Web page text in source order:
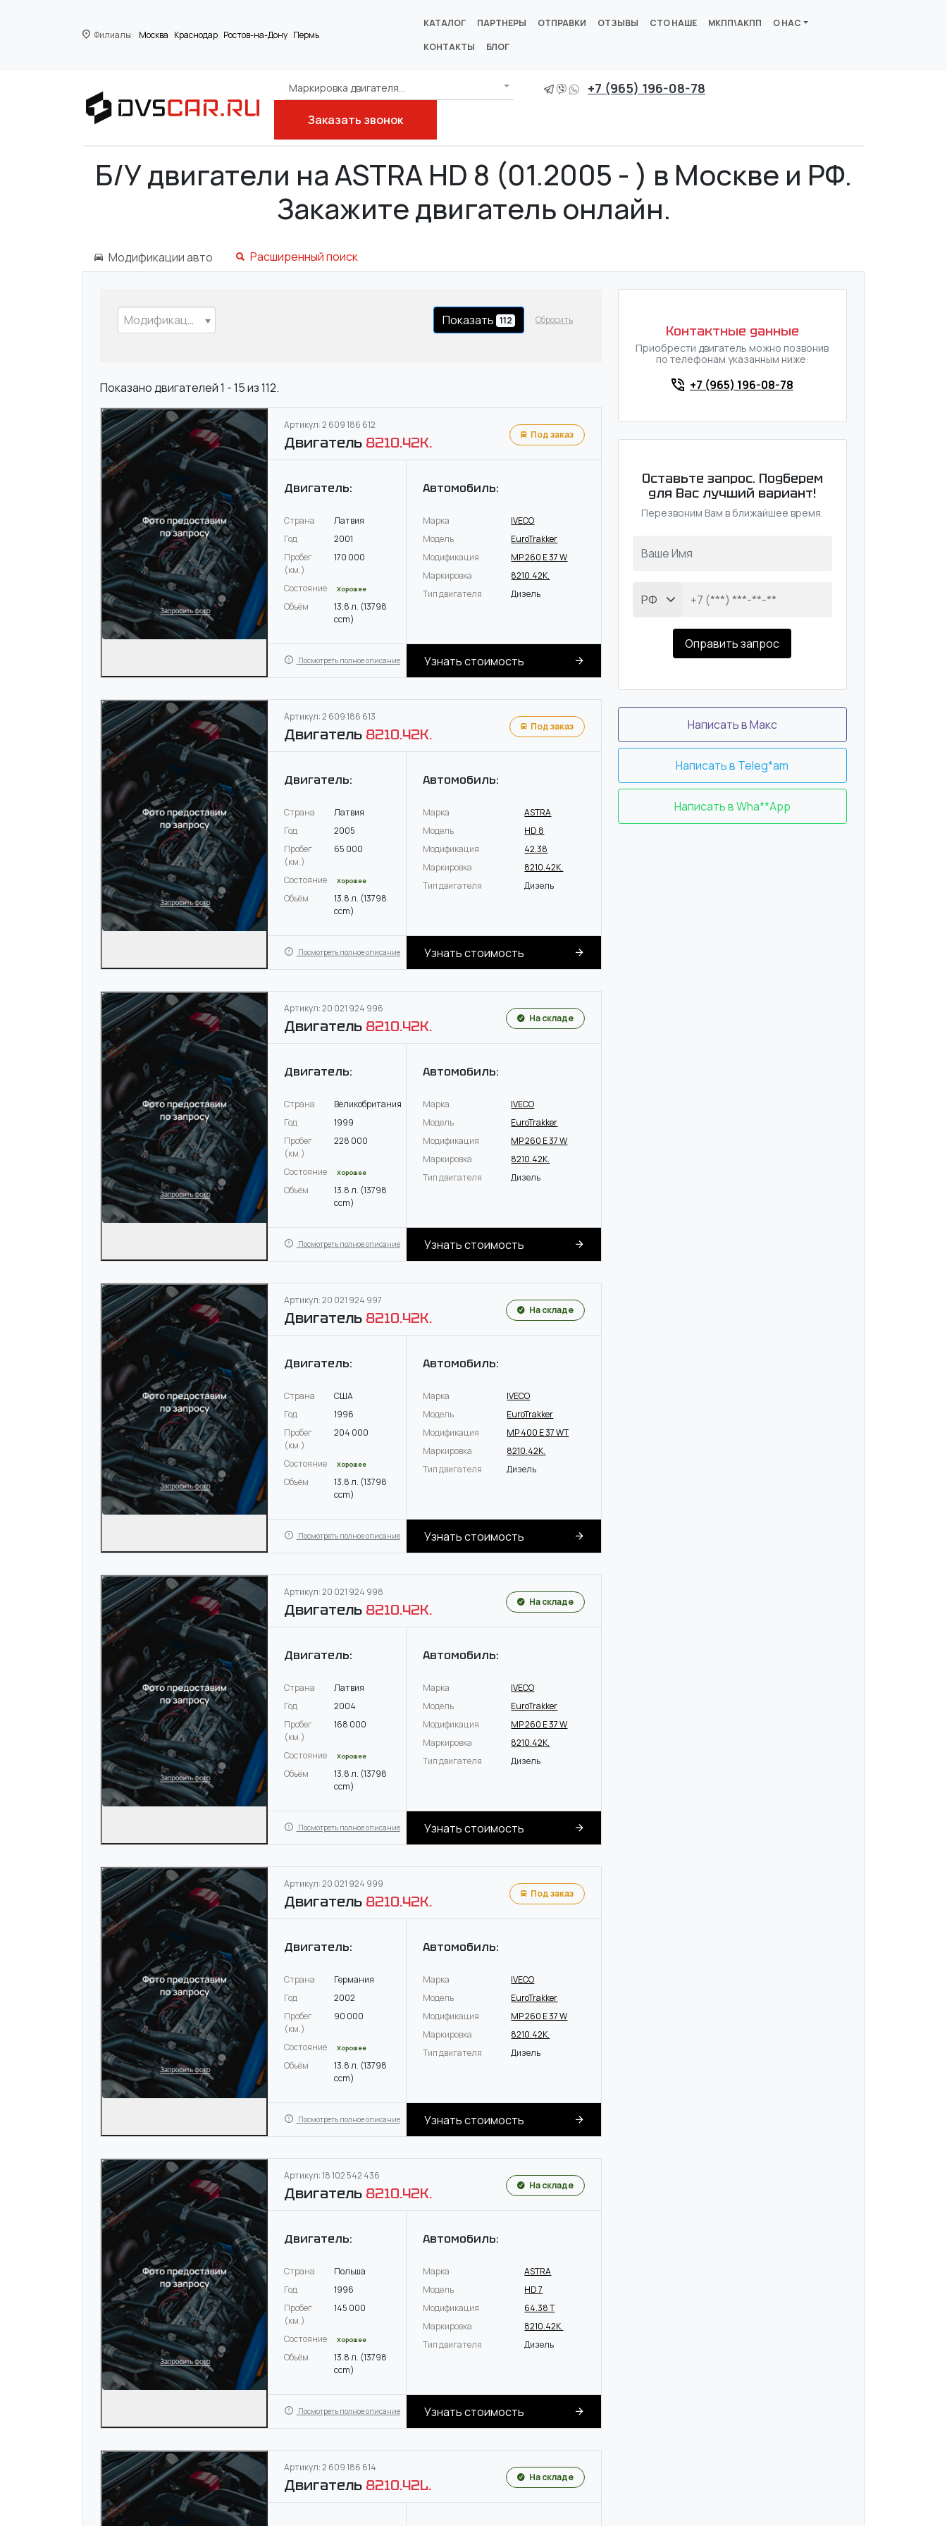
Филиалы: Москва Краснодар Ростов-на-Дону Пермь
КАТАЛОГ ПАРТНЕРЫ ОТПРАВКИ ОТЗЫВЫ СТО НАШЕ МКПП\АКПП
О НАС
КОНТАКТЫ
БЛОГ
Маркировка двигателя... +7 (965) 196-08-78
Заказать звонок
Главная
Б/У двигатели на ASTRA HD 8 (01.2005 - ) в Москве и РФ.
Закажите двигатель онлайн.
Модификации авто Расширенный поиск
Модификация Показать 112 Сбросить
Показано двигателей 1 - 15 из 112.
Артикул: 2 609 186 612
Двигатель 8210.42K. Под заказ
Двигатель:
Страна
Латвия
Год
2001
Пробег
(км.)
170 000
Состояние Хорошее
Объём
13.8 л. (13798
ccm)
Автомобиль:
Марка
IVECO
Модель
EuroTrakker
Модификация
MP 260 E 37 W
Маркировка
8210.42K.
Тип двигателя
Дизель
Посмотреть полное описание Узнать стоимость
Артикул: 2 609 186 613
Двигатель 8210.42K. Под заказ
Двигатель:
Страна
Латвия
Год
2005
Пробег
(км.)
65 000
Состояние Хорошее
Объём
13.8 л. (13798
ccm)
Автомобиль:
Марка
ASTRA
Модель
HD 8
Модификация
42.38
Маркировка
8210.42K.
Тип двигателя
Дизель
Посмотреть полное описание Узнать стоимость
Артикул: 20 021 924 996
Двигатель 8210.42K. На складе
Двигатель:
Страна
Великобритания
Год
1999
Пробег
(км.)
228 000
Состояние Хорошее
Объём
13.8 л. (13798
ccm)
Автомобиль:
Марка
IVECO
Модель
EuroTrakker
Модификация
MP 260 E 37 W
Маркировка
8210.42K.
Тип двигателя
Дизель
Посмотреть полное описание Узнать стоимость
Артикул: 20 021 924 997
Двигатель 8210.42K. На складе
Двигатель:
Страна
США
Год
1996
Пробег
(км.)
204 000
Состояние Хорошее
Объём
13.8 л. (13798
ccm)
Автомобиль:
Марка
IVECO
Модель
EuroTrakker
Модификация
MP 400 E 37 WT
Маркировка
8210.42K.
Тип двигателя
Дизель
Посмотреть полное описание Узнать стоимость
Артикул: 20 021 924 998
Двигатель 8210.42K. На складе
Двигатель:
Страна
Латвия
Год
2004
Пробег
(км.)
168 000
Состояние Хорошее
Объём
13.8 л. (13798
ccm)
Автомобиль:
Марка
IVECO
Модель
EuroTrakker
Модификация
MP 260 E 37 W
Маркировка
8210.42K.
Тип двигателя
Дизель
Посмотреть полное описание Узнать стоимость
Артикул: 20 021 924 999
Двигатель 8210.42K. Под заказ
Двигатель:
Страна
Германия
Год
2002
Пробег
(км.)
90 000
Состояние Хорошее
Объём
13.8 л. (13798
ccm)
Автомобиль:
Марка
IVECO
Модель
EuroTrakker
Модификация
MP 260 E 37 W
Маркировка
8210.42K.
Тип двигателя
Дизель
Посмотреть полное описание Узнать стоимость
Артикул: 18 102 542 436
Двигатель 8210.42K. На складе
Двигатель:
Страна
Польша
Год
1996
Пробег
(км.)
145 000
Состояние Хорошее
Объём
13.8 л. (13798
ccm)
Автомобиль:
Марка
ASTRA
Модель
HD 7
Модификация
64.38 T
Маркировка
8210.42K.
Тип двигателя
Дизель
Посмотреть полное описание Узнать стоимость
Артикул: 2 609 186 614
Двигатель 8210.42L. На складе
Контактные данные
Приобрести двигатель можно позвонив
по телефонам указанным ниже:
+7 (965) 196-08-78
Оставьте запрос. Подберем
для Вас лучший вариант!
Перезвоним Вам в ближайшее время.
Оправить запрос
Написать в Макс
Написать в Teleg*am
Написать в Wha**App